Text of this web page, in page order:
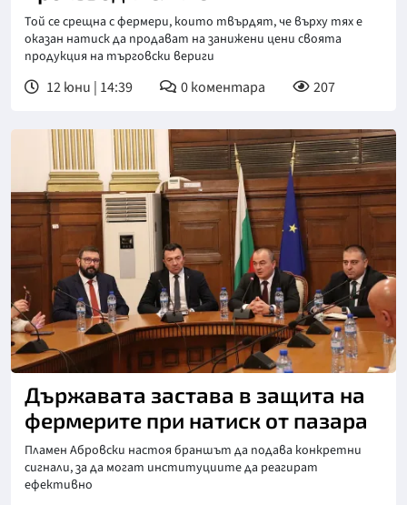
Той се срещна с фермери, които твърдят, че върху тях е
оказан натиск да продават на занижени цени своята
продукция на търговски вериги
12 юни | 14:39 0коментара 207
Снимка: МЗХ
Държавата застава в защита на
фермерите при натиск от пазара
Пламен Абровски настоя браншът да подава конкретни
сигнали, за да могат институциите да реагират
ефективно